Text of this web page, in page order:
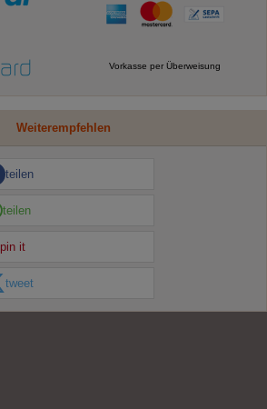
Vorkasse per Überweisung
Weiterempfehlen
teilen
teilen
pin it
tweet